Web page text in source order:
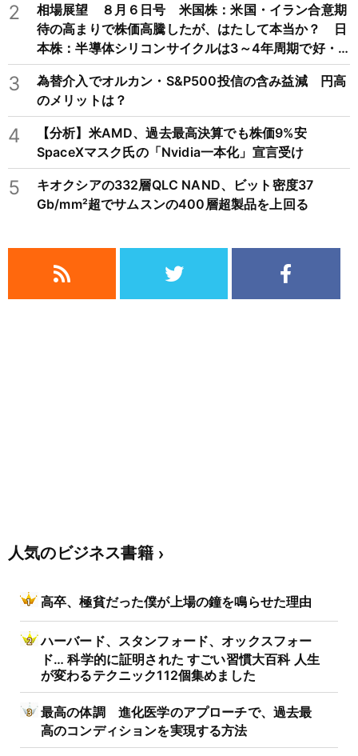
2
相場展望 ８月６日号 米国株：米国・イラン合意期
待の高まりで株価高騰したが、はたして本当か？ 日
本株：半導体シリコンサイクルは3～4年周期で好・
不況を繰り返すため注意
3
為替介入でオルカン・S&P500投信の含み益減 円高
のメリットは？
4
【分析】米AMD、過去最高決算でも株価9%安
SpaceXマスク氏の「Nvidia一本化」宣言受け
5
キオクシアの332層QLC NAND、ビット密度37
Gb/mm²超でサムスンの400層超製品を上回る
人気のビジネス書籍
高卒、極貧だった僕が上場の鐘を鳴らせた理由
ハーバード、スタンフォード、オックスフォー
ド… 科学的に証明された すごい習慣大百科 人生
が変わるテクニック112個集めました
最高の体調 進化医学のアプローチで、過去最
高のコンディションを実現する方法